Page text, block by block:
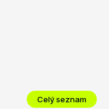
Celý seznam